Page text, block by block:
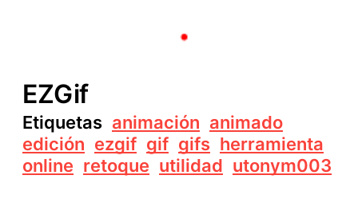
EZGif
Etiquetas animación animado
edición ezgif gif gifs herramienta
online retoque utilidad utonym003